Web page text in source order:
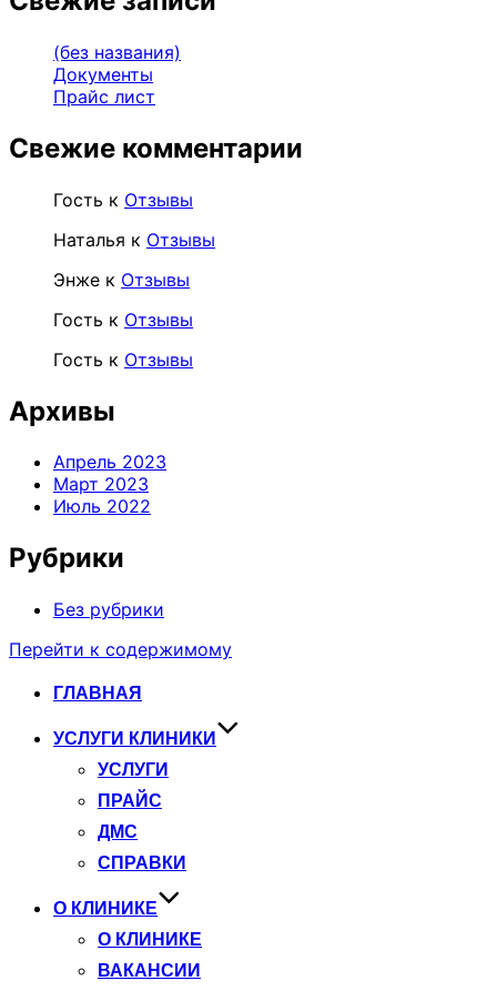
(без названия)
Документы
Прайс лист
Свежие комментарии
Гость к Отзывы
Наталья к Отзывы
Энже к Отзывы
Гость к Отзывы
Гость к Отзывы
Архивы
Апрель 2023
Март 2023
Июль 2022
Рубрики
Без рубрики
Перейти к содержимому
ГЛАВНАЯ
УСЛУГИ КЛИНИКИ
УСЛУГИ
ПРАЙС
ДМС
СПРАВКИ
О КЛИНИКЕ
О КЛИНИКЕ
ВАКАНСИИ